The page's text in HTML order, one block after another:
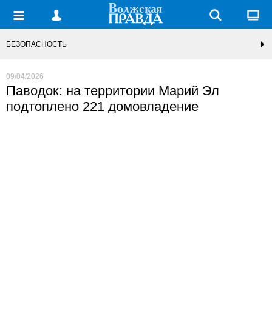
БЕЗОПАСНОСТЬ
09/04/2026
Паводок: на территории Марий Эл
подтоплено 221 домовладение